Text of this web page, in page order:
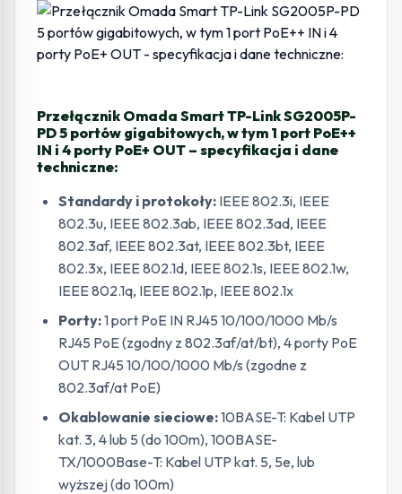
Przełącznik Omada Smart TP-Link SG2005P-
PD 5 portów gigabitowych, w tym 1 port PoE++
IN i 4 porty PoE+ OUT – specyfikacja i dane
techniczne:
Standardy i protokoły: IEEE 802.3i, IEEE
802.3u, IEEE 802.3ab, IEEE 802.3ad, IEEE
802.3af, IEEE 802.3at, IEEE 802.3bt, IEEE
802.3x, IEEE 802.1d, IEEE 802.1s, IEEE 802.1w,
IEEE 802.1q, IEEE 802.1p, IEEE 802.1x
Porty:1 port PoE IN RJ45 10/100/1000 Mb/s
RJ45 PoE (zgodny z 802.3af/at/bt), 4 porty PoE
OUT RJ45 10/100/1000 Mb/s (zgodne z
802.3af/at PoE)
Okablowanie sieciowe:10BASE-T: Kabel UTP
kat. 3, 4 lub 5 (do 100m), 100BASE-
TX/1000Base-T: Kabel UTP kat. 5, 5e, lub
wyższej (do 100m)